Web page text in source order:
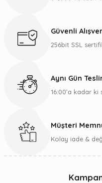
Güvenli
256bit SSL
Aynı Gün
16:00’a kadar
Müşteri
Kolay iade &